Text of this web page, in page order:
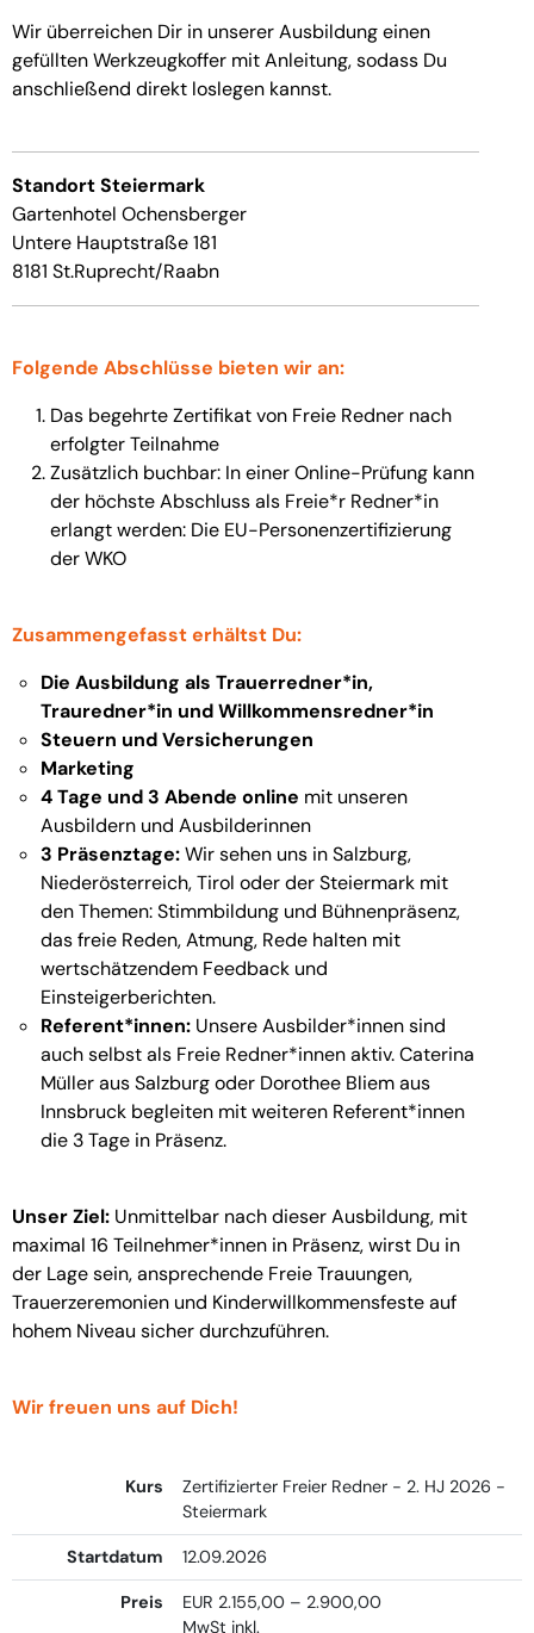
Wir überreichen Dir in unserer Ausbildung einen
gefüllten Werkzeugkoffer mit Anleitung, sodass Du
anschließend direkt loslegen kannst.
Standort Steiermark
Gartenhotel Ochensberger
Untere Hauptstraße 181
8181 St.Ruprecht/Raabn
Folgende Abschlüsse bieten wir an:
Das begehrte Zertifikat von Freie Redner nach
erfolgter Teilnahme
Zusätzlich buchbar: In einer Online-Prüfung kann
der höchste Abschluss als Freie*r Redner*in
erlangt werden: Die EU-Personenzertifizierung
der WKO
Zusammengefasst erhältst Du:
Die Ausbildung als Trauerredner*in,
Trauredner*in und Willkommensredner*in
Steuern und Versicherungen
Marketing
4 Tage und 3 Abende online mit unseren
Ausbildern und Ausbilderinnen
3 Präsenztage:Wir sehen uns in Salzburg,
Niederösterreich, Tirol oder der Steiermark mit
den Themen: Stimmbildung und Bühnenpräsenz,
das freie Reden, Atmung, Rede halten mit
wertschätzendem Feedback und
Einsteigerberichten.
Referent*innen: Unsere Ausbilder*innen sind
auch selbst als Freie Redner*innen aktiv. Caterina
Müller aus Salzburg oder Dorothee Bliem aus
Innsbruck begleiten mit weiteren Referent*innen
die 3 Tage in Präsenz.
Unser Ziel: Unmittelbar nach dieser Ausbildung, mit
maximal 16 Teilnehmer*innen in Präsenz, wirst Du in
der Lage sein, ansprechende Freie Trauungen,
Trauerzeremonien und Kinderwillkommensfeste auf
hohem Niveau sicher durchzuführen.
Wir freuen uns auf Dich!
Kurs
Zertifizierter Freier Redner - 2. HJ 2026 -
Steiermark
Startdatum 12.09.2026
Preis
EUR 2.155,00 – 2.900,00
MwSt inkl.